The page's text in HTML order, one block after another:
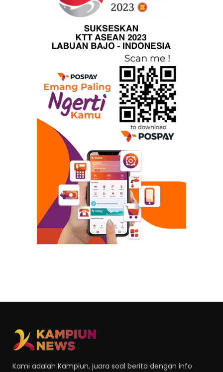
Kami adalah Kampiun, juara soal berita dengan info